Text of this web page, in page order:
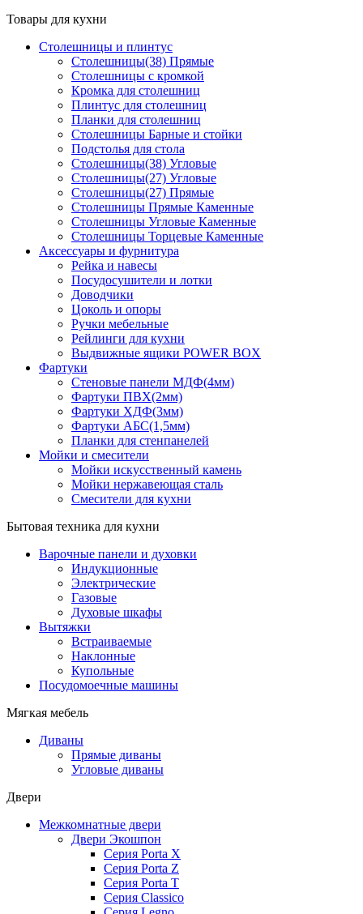
Товары для кухни
Столешницы и плинтус
Столешницы(38) Прямые
Столешницы с кромкой
Кромка для столешниц
Плинтус для столешниц
Планки для столешниц
Столешницы Барные и стойки
Подстолья для стола
Столешницы(38) Угловые
Столешницы(27) Угловые
Столешницы(27) Прямые
Столешницы Прямые Каменные
Столешницы Угловые Каменные
Столешницы Торцевые Каменные
Аксессуары и фурнитура
Рейка и навесы
Посудосушители и лотки
Доводчики
Цоколь и опоры
Ручки мебельные
Рейлинги для кухни
Выдвижные ящики POWER BOX
Фартуки
Стеновые панели МДФ(4мм)
Фартуки ПВХ(2мм)
Фартуки ХДФ(3мм)
Фартуки АБС(1,5мм)
Планки для стенпанелей
Мойки и смесители
Мойки искусственный камень
Мойки нержавеющая сталь
Смесители для кухни
Бытовая техника для кухни
Варочные панели и духовки
Индукционные
Электрические
Газовые
Духовые шкафы
Вытяжки
Встраиваемые
Наклонные
Купольные
Посудомоечные машины
Мягкая мебель
Диваны
Прямые диваны
Угловые диваны
Двери
Межкомнатные двери
Двери Экошпон
Серия Porta X
Серия Porta Z
Серия Porta T
Серия Classico